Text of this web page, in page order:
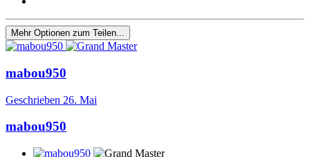
Mehr Optionen zum Teilen...
mabou950
Geschrieben 26. Mai
mabou950